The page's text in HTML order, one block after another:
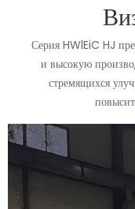
Серия HWlEiC HJ
и высокую
стремящихся